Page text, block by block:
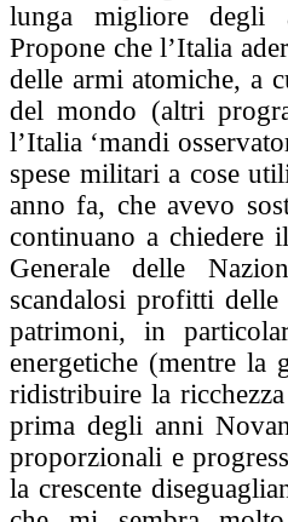
lunga migliore degli
Propone che l’Italia
delle armi atomiche, a
del mondo (altri
l’Italia ‘mandi
spese militari a cose
anno fa, che avevo
continuano a chiedere
Generale delle
scandalosi profitti
patrimoni, in
energetiche (mentre la
ridistribuire la
prima degli anni
proporzionali e
la crescente